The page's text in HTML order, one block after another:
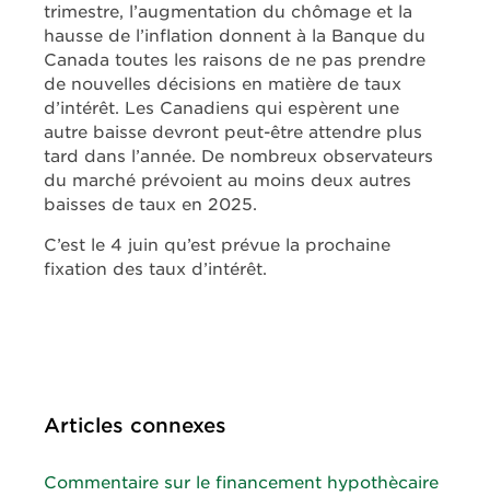
trimestre, l’augmentation du chômage et la
hausse de l’inflation donnent à la Banque du
Canada toutes les raisons de ne pas prendre
de nouvelles décisions en matière de taux
d’intérêt. Les Canadiens qui espèrent une
autre baisse devront peut-être attendre plus
tard dans l’année. De nombreux observateurs
du marché prévoient au moins deux autres
baisses de taux en 2025.
C’est le 4 juin qu’est prévue la prochaine
fixation des taux d’intérêt.
Articles connexes
Commentaire sur le financement hypothècaire